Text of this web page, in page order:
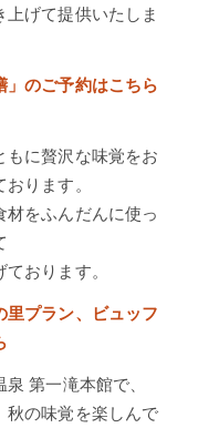
げて提供いたしま
のご予約はこちら
もに贅沢な味覚をお
ります。
をふんだんに使っ
おります。
プラン、ビュッフ
第一滝本館で、
秋の味覚を楽しんで